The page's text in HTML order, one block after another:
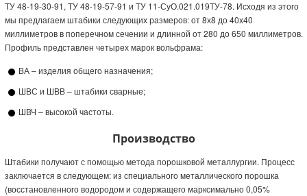
Штабик вольфрамовый ШВВ
Штабик вольфрамовый ШВЧ
ТУ 48-19-30-91, ТУ 48-19-57-91 и ТУ 11-СуО.021.019ТУ-78. Исходя из этого
мы предлагаем штабики следующих размеров: от 8х8 до 40х40
миллиметров в поперечном сечении и длинной от 280 до 650 миллиметров.
Профиль представлен четырех марок вольфрама:
ВА – изделия общего назначения;
ШВС и ШВВ – штабики сварные;
ШВЧ – высокой частоты.
Производство
Штабики получают с помощью метода порошковой металлургии. Процесс
заключается в следующем: из специального металлического порошка
(восстановленного водородом и содержащего марксимально 0,05%